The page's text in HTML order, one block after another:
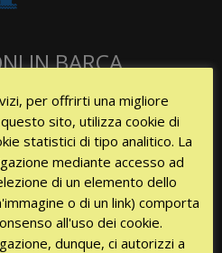
IN BARCA
barca all’Arcipelago Corso e
ALBERGHIERE
per offrirti una migliore
sito, utilizza cookie di
statistici di tipo analitico. La
mediante accesso ad
di un elemento dello
o di un link) comporta
all'uso dei cookie.
dunque, ci autorizzi a